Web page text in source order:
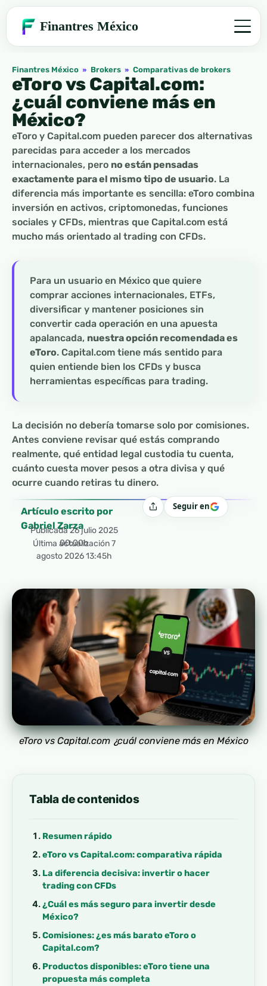
Finantres México
Finantres México » Brokers » Comparativas de brokers
eToro vs Capital.com:
¿cuál conviene más en
México?
eToro y Capital.com pueden parecer dos alternativas
parecidas para acceder a los mercados
internacionales, pero no están pensadas
exactamente para el mismo tipo de usuario. La
diferencia más importante es sencilla: eToro combina
inversión en activos, criptomonedas, funciones
sociales y CFDs, mientras que Capital.com está
mucho más orientado al trading con CFDs.
Para un usuario en México que quiere
comprar acciones internacionales, ETFs,
diversificar y mantener posiciones sin
convertir cada operación en una apuesta
apalancada, nuestra opción recomendada es
eToro. Capital.com tiene más sentido para
quien entiende bien los CFDs y busca
herramientas específicas para trading.
La decisión no debería tomarse solo por comisiones.
Antes conviene revisar qué estás comprando
realmente, qué entidad legal custodia tu cuenta,
cuánto cuesta mover pesos a otra divisa y qué
ocurre cuando retiras tu dinero.
Artículo escrito por
Gabriel Zarza
Publicada26 julio 2025
00:00h
Última actualización 7
agosto 2026 13:45h
CompartirSeguir en
eToro vs Capital.com ¿cuál conviene más en México
Tabla de contenidos
Resumen rápido
eToro vs Capital.com: comparativa rápida
La diferencia decisiva: invertir o hacer
trading con CFDs
¿Cuál es más seguro para invertir desde
México?
Comisiones: ¿es más barato eToro o
Capital.com?
Productos disponibles: eToro tiene una
propuesta más completa